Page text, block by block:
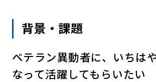
背景・課題
ベテラン異動者に、いちは
なって活躍してもらいたい